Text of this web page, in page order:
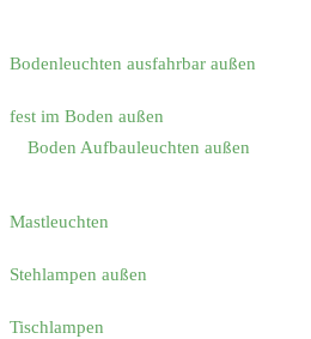
Bodenleuchten ausfahrbar außen
fest im Boden außen
Boden Aufbauleuchten außen
Mastleuchten
Stehlampen außen
Tischlampen